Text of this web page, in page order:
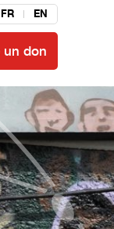
FR EN
un don